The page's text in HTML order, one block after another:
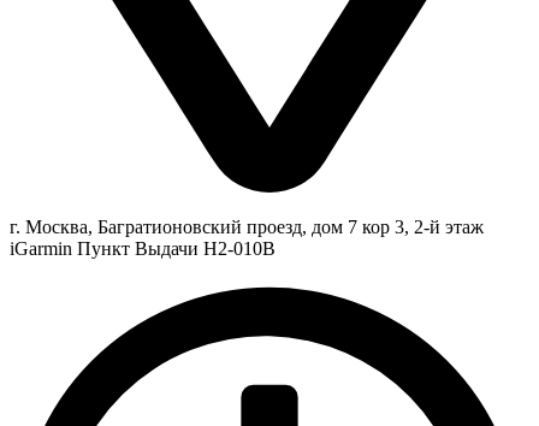
г. Москва, Багратионовский проезд, дом 7 кор 3, 2-й этаж
iGarmin Пункт Выдачи Н2-010В